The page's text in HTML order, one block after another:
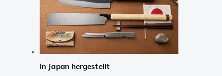
In Japan hergestellt